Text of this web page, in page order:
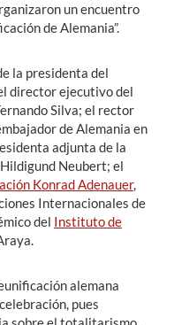
un encuentro
de Alemania”.
la presidenta del
director ejecutivo del
Silva; el rector
de Alemania en
adjunta de la
Neubert; el
Konrad Adenauer,
Internacionales de
del Instituto de
alemana
pues